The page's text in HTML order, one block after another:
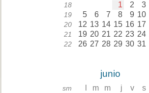
18 1 2 3
19 5 6 7 8 9 10
20 12 13 14 15 16 17
21 19 20 21 22 23 24
22 26 27 28 29 30 31
junio
sm m m j v s